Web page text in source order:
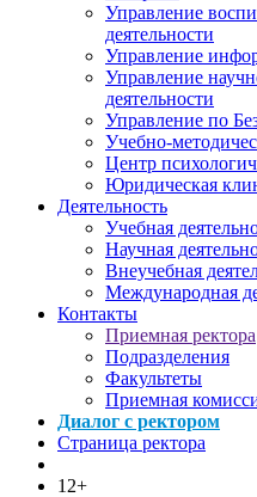
Управление
деятельности
Управление
Управление
деятельности
Управление по
Учебно-
Центр
Юридическая
Деятельность
Учебная
Научная
Внеучебная
Международная
Контакты
Приемная ректора
Подразделения
Факультеты
Приемная
Диалог с ректором
Страница ректора
12+